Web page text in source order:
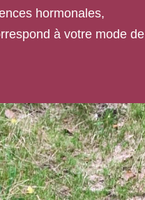
hormonales,
à votre mode de